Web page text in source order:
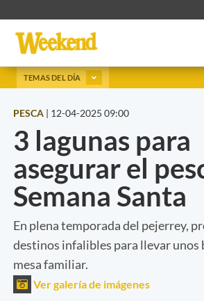
TEMAS DEL DÍA
PESCA | 12-04-2025 09:00
3 lagunas para
asegurar el
Semana Santa
En plena temporada del pejerrey,
destinos infalibles para llevar unos
mesa familiar.
Ver galería de imágenes